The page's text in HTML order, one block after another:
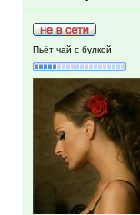
Пьёт чай с булкой